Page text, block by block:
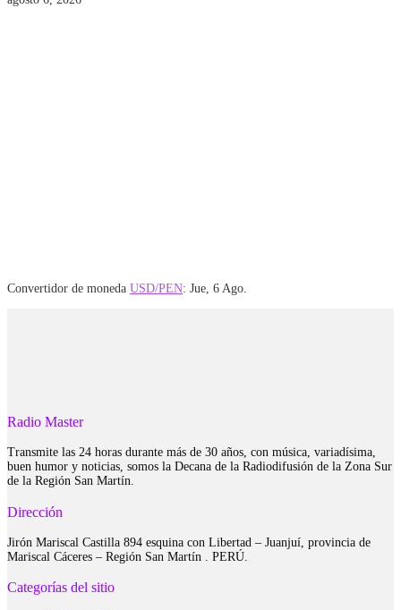
Convertidor de moneda USD/PEN: Jue, 6 Ago.
Radio Master
Transmite las 24 horas durante más de 30 años, con música, variadísima,
buen humor y noticias, somos la Decana de la Radiodifusión de la Zona Sur
de la Región San Martín.
Dirección
Jirón Mariscal Castilla 894 esquina con Libertad – Juanjuí, provincia de
Mariscal Cáceres – Región San Martín . PERÚ.
Categorías del sitio